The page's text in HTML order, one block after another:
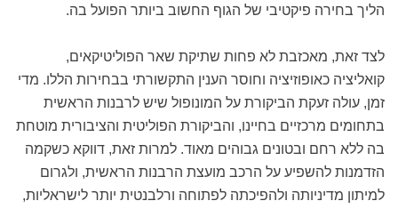
הליך בחירה פיקטיבי של הגוף החשוב ביותר הפועל בה.
לצד זאת, מאכזבת לא פחות שתיקת שאר הפוליטיקאים,
קואליציה כאופוזיציה וחוסר הענין התקשורתי בבחירות הללו. מדי
זמן, עולה זעקת הביקורת על המונופול שיש לרבנות הראשית
בתחומים מרכזיים בחיינו, והביקורת הפוליטית והציבורית מוטחת
בה ללא רחם ובטונים גבוהים מאוד. למרות זאת, דווקא כשקמה
הזדמנות להשפיע על הרכב מועצת הרבנות הראשית, ולגרום
למיתון מדיניותה ולהפיכתה לפתוחה ורלבנטית יותר לישראליות,